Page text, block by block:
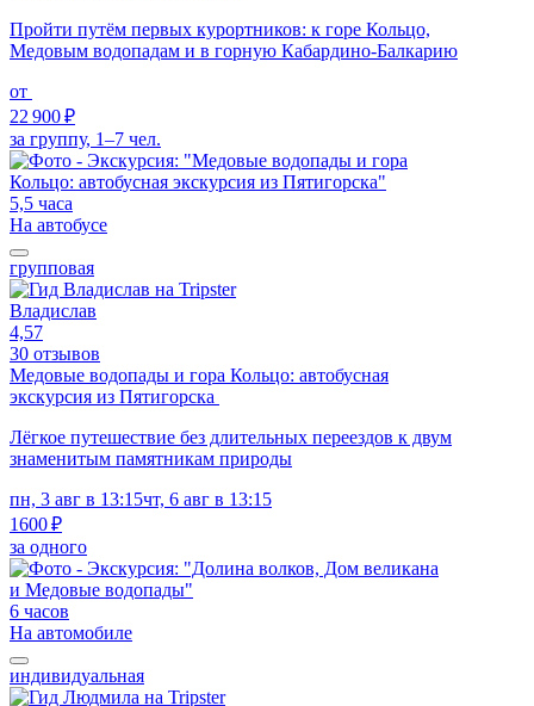
Пройти путём первых курортников: к горе Кольцо,
Медовым водопадам и в горную Кабардино-Балкарию
от
22 900 ₽
за группу, 1–7 чел.
5,5 часа
На автобусе
групповая
Владислав
4,57
30 отзывов
Медовые водопады и гора Кольцо: автобусная
экскурсия из Пятигорска
Лёгкое путешествие без длительных переездов к двум
знаменитым памятникам природы
пн, 3 авг в 13:15чт, 6 авг в 13:15
1600 ₽
за одного
6 часов
На автомобиле
индивидуальная